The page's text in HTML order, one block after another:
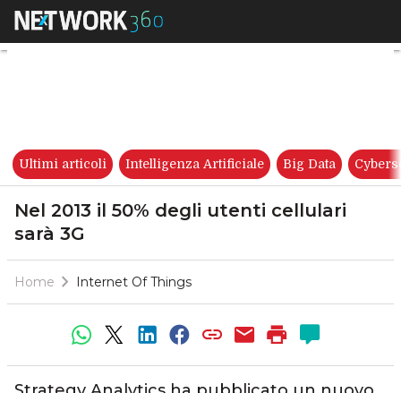
Nel 2013 il 50% degli utenti
Ultimi articoli Intelligenza Artificiale Big Data
Nel 2013 il 50% degli utenti cellulari
sarà 3G
Home Internet Of Things